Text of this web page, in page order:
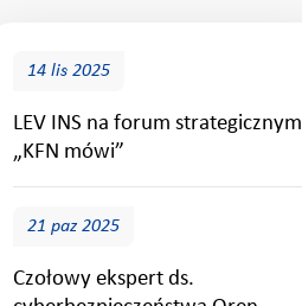
14 lis 2025
LEV INS na forum strategicznym
„KFN mówi”
21 paz 2025
Czołowy ekspert ds.